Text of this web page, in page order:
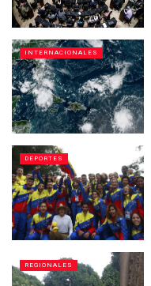
INTERNACIONALES
DEPORTES
REGIONALES